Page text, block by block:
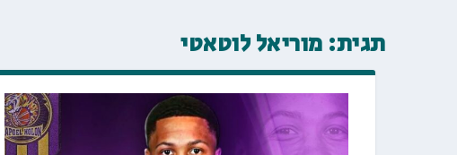
תגית: מוריאל לוטאטי